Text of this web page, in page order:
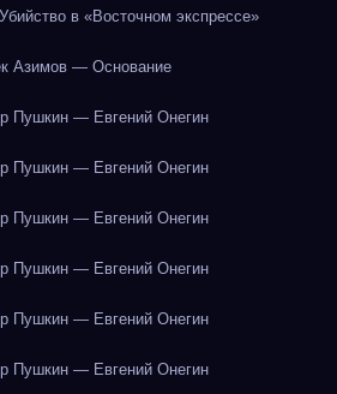
в «Восточном экспрессе»
Азимов — Основание
Пушкин — Евгений Онегин
Пушкин — Евгений Онегин
Пушкин — Евгений Онегин
Пушкин — Евгений Онегин
Пушкин — Евгений Онегин
Пушкин — Евгений Онегин